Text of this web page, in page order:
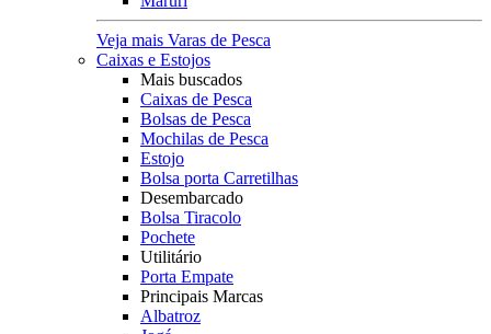
Veja mais Varas de Pesca
Caixas e Estojos
Mais buscados
Caixas de Pesca
Bolsas de Pesca
Mochilas de Pesca
Estojo
Bolsa porta Carretilhas
Desembarcado
Bolsa Tiracolo
Pochete
Utilitário
Porta Empate
Principais Marcas
Albatroz